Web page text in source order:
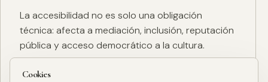
La accesibilidad no es solo una obligación
técnica: afecta a mediación, inclusión, reputación
pública y acceso democrático a la cultura.
Cookies